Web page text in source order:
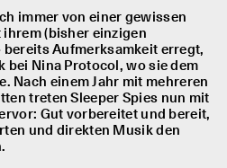
immer von einer gewissen
(bisher einzigen
Aufmerksamkeit erregt,
bei Nina Protocol, wo sie dem
Nach einem Jahr mit mehreren
treten Sleeper Spies nun mit
Gut vorbereitet und bereit,
und direkten Musik den